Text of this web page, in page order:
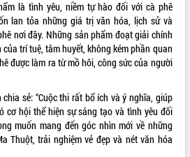
các
vụ cơ
hình
là tình yêu, niềm tự hào đối với cà phê
lan tỏa những giá trị văn hóa, lịch sử và
nơi đây. Những sản phẩm đoạt giải chính
trí tuệ, tâm huyết, không kém phần quan
được làm ra từ mồ hôi, công sức của người
sẻ: “Cuộc thi rất bổ ích và ý nghĩa, giúp
cơ hội thể hiện sự sáng tạo và tình yêu đối
muốn mang đến góc nhìn mới về những
Thuột, trải nghiệm vẻ đẹp và nét văn hóa